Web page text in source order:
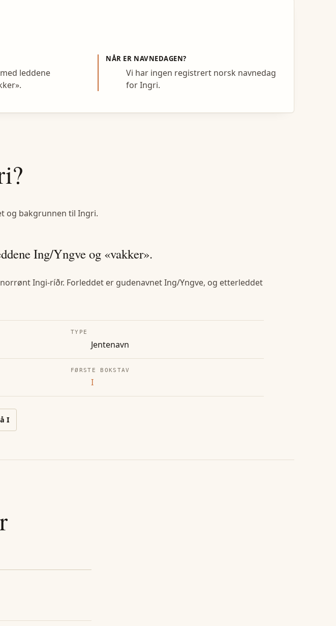
leddene
NÅR ER NAVNEDAGEN?
Vi har ingen registrert norsk navnedag
for Ingri.
?
og bakgrunnen til Ingri.
Ing/Yngve og «vakker».
Ingi-ríðr. Forleddet er gudenavnet Ing/Yngve, og etterleddet
TYPE
Jentenavn
FØRSTE BOKSTAV
I
I